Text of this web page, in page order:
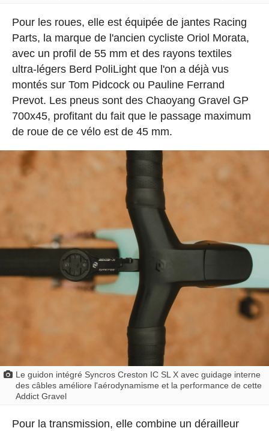
Pour les roues, elle est équipée de jantes Racing
Parts, la marque de l'ancien cycliste Oriol Morata,
avec un profil de 55 mm et des rayons textiles
ultra-légers Berd PoliLight que l'on a déjà vus
montés sur Tom Pidcock ou Pauline Ferrand
Prevot. Les pneus sont des Chaoyang Gravel GP
700x45, profitant du fait que le passage maximum
de roue de ce vélo est de 45 mm.
Le guidon intégré Syncros Creston IC SL X avec guidage interne
des câbles améliore l'aérodynamisme et la performance de cette
Addict Gravel
Pour la transmission, elle combine un dérailleur